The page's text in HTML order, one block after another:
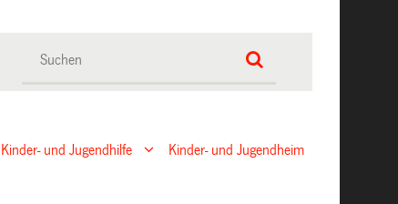
Kinder- und Jugendhilfe Kinder- und Jugendheim